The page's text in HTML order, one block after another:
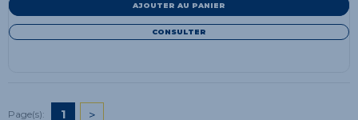
AJOUTER AU PANIER
CONSULTER
Page(s): 1 >